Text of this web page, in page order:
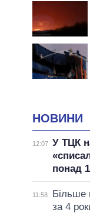
НОВИНИ
12:07 У ТЦК
понад
11:58
Більше
за 4